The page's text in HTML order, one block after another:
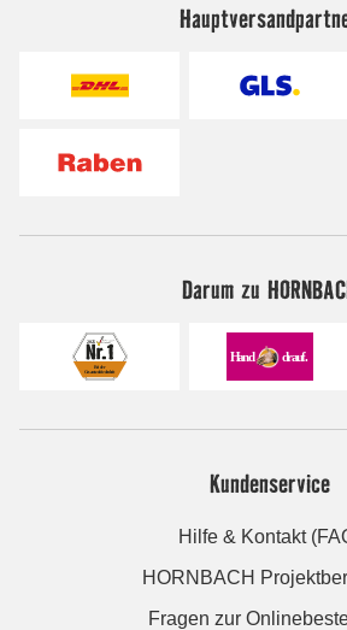
Darum zu
Kundenservice
Hilfe & Kontakt
HORNBACH
Fragen zur